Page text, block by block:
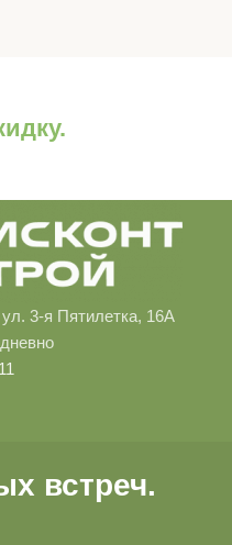
3-я Пятилетка, 16А
встреч.